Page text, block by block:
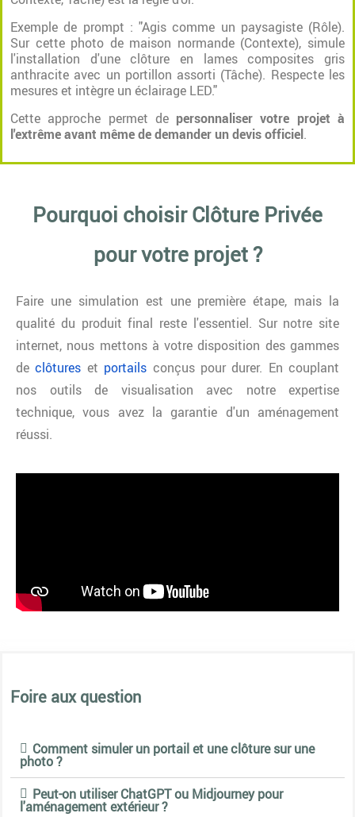
Exemple de prompt : "Agis comme un paysagiste (Rôle).
Sur cette photo de maison normande (Contexte), simule
l'installation d'une clôture en lames composites gris
anthracite avec un portillon assorti (Tâche). Respecte les
mesures et intègre un éclairage LED."
Cette approche permet de personnaliser votre projet à
l'extrême avant même de demander un devis officiel.
Pourquoi choisir Clôture Privée
pour votre projet ?
Faire une simulation est une première étape, mais la
qualité du produit final reste l'essentiel. Sur notre site
internet, nous mettons à votre disposition des gammes
declôtures et portails conçus pour durer. En couplant
nos outils de visualisation avec notre expertise
technique, vous avez la garantie d'un aménagement
réussi.
Foire aux question
Comment simuler un portail et une clôture sur une
photo ?
Peut-on utiliser ChatGPT ou Midjourney pour
l'aménagement extérieur ?